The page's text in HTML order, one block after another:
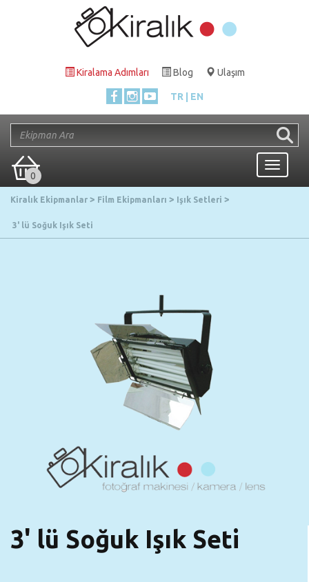
Kiralama Adımları Blog Ulaşım
TR EN
0
Toggle
Kiralık Ekipmanlar Film Ekipmanları Işık Setleri
3' lü Soğuk Işık Seti
3' lü Soğuk Işık Seti